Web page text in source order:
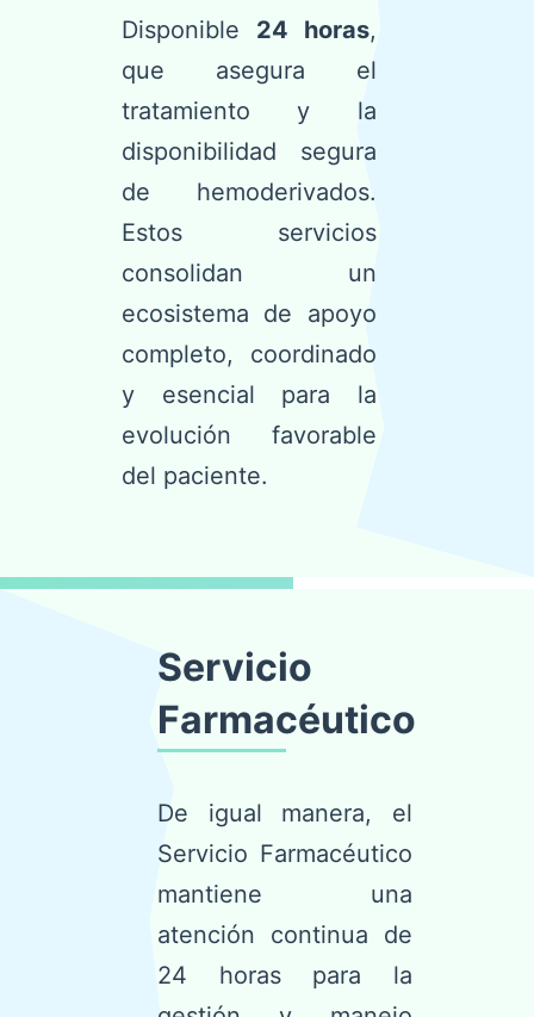
Disponible 24 horas,
que asegura el
tratamiento y la
disponibilidad segura
de hemoderivados.
Estos servicios
consolidan un
ecosistema de apoyo
completo, coordinado
y esencial para la
evolución favorable
del paciente.
Servicio
Farmacéutico
De igual manera, el
Servicio Farmacéutico
mantiene una
atención continua de
24 horas para la